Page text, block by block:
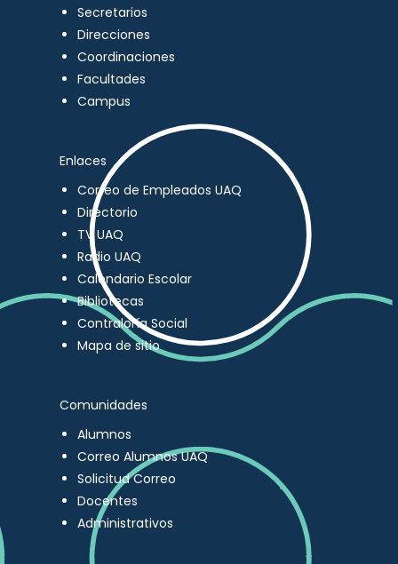
Secretarios
Direcciones
Coordinaciones
Facultades
Campus
Enlaces
Correo de Empleados UAQ
Directorio
TV UAQ
Radio UAQ
Calendario Escolar
Bibliotecas
Contraloría Social
Mapa de sitio
Comunidades
Alumnos
Correo Alumnos UAQ
Solicitud Correo
Docentes
Administrativos